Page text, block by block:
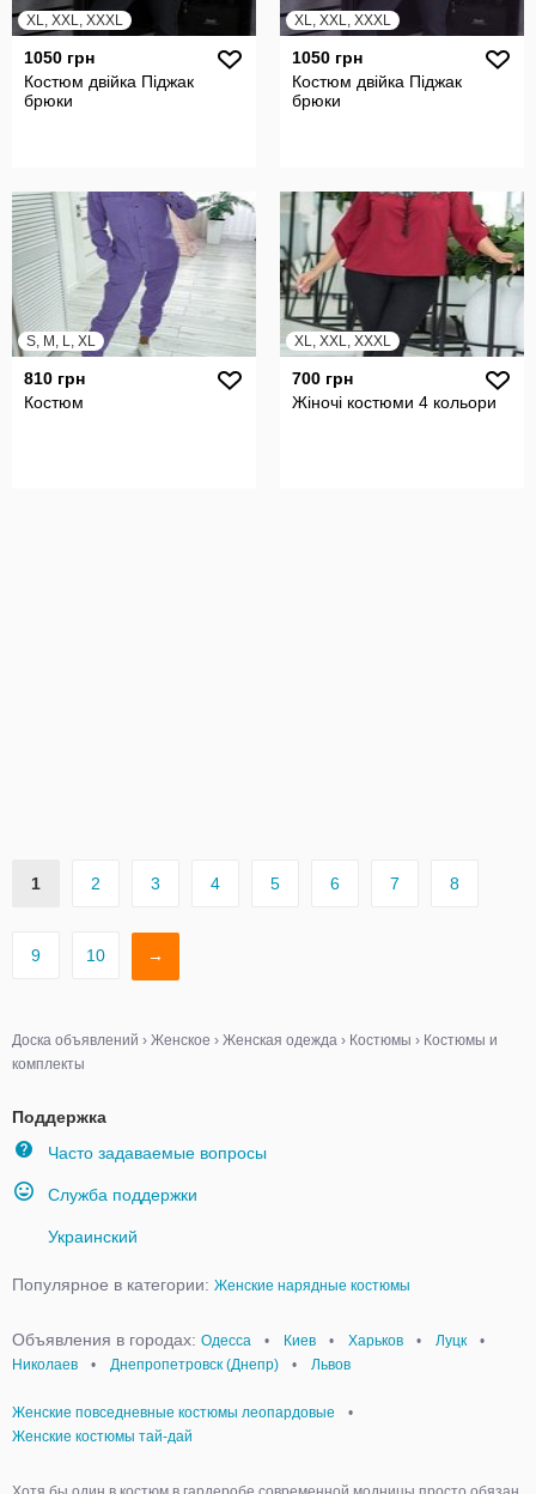
XL, XXL, XXXL
1050 грн
Костюм двійка Піджак
брюки
XL, XXL, XXXL
1050 грн
Костюм двійка Піджак
брюки
S, M, L, XL
810 грн
Костюм
XL, XXL, XXXL
700 грн
Жіночі костюми 4 кольори
1 2 3 4 5 6 7 8
9 10 →
Доска объявлений › Женское › Женская одежда › Костюмы › Костюмы и
комплекты
Поддержка
Часто задаваемые вопросы
Служба поддержки
Украинский
Популярное в категории: Женские нарядные костюмы
Объявления в городах: Одесса • Киев • Харьков • Луцк
•
Николаев
• Днепропетровск (Днепр) • Львов
Женские повседневные костюмы леопардовые
•
Женские костюмы тай-дай